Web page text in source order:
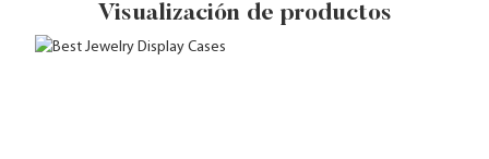
Visualización de productos